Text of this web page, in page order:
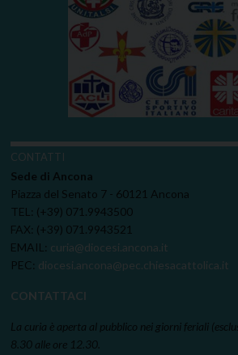
CONTATTI
Sede di Ancona
Piazza del Senato 7 - 60121 Ancona
TEL: (+39) 071.9943500
FAX: (+39) 071.9943521
EMAIL: curia@diocesi.ancona.it
PEC: diocesi.ancona@pec.chiesacattolica.it
CONTATTACI
La curia è aperta al pubblico nei giorni feriali
8.30 alle ore 12.30.